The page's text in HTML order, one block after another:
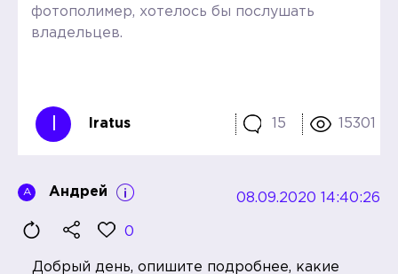
фотополимер, хотелось бы послушать
владельцев.
Iratus 15 15301
А Андрей 08.09.2020 14:40:26
0
Добрый день, опишите подробнее, какие